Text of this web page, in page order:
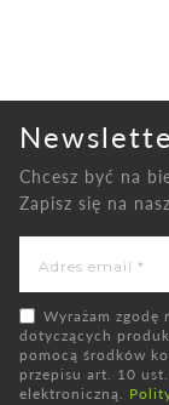
Chcesz być na
Zapisz się na
Wyrażam zgodę
dotyczących
pomocą środków
przepisu art. 10
elektroniczną.